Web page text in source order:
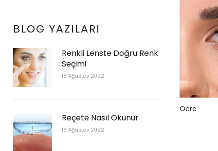
BLOG YAZILARI
Renkli Lenste Doğru Renk
Seçimi
18 Ağustos 2022
Reçete Nasıl Okunur
16 Ağustos 2022
Ocre